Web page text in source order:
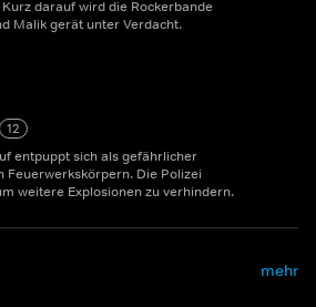
darauf wird die Rockerbande
Malik gerät unter Verdacht.
12
entpuppt sich als gefährlicher
Feuerwerkskörpern. Die Polizei
weitere Explosionen zu verhindern.
mehr